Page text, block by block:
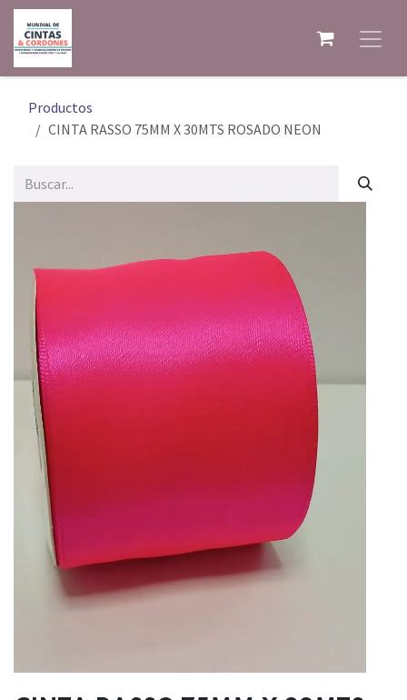
Ir al contenido
Productos
CINTA RASSO 75MM X 30MTS ROSADO NEON